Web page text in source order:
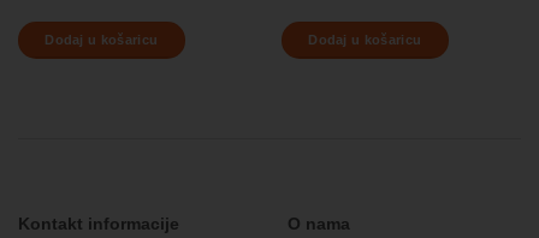
Dodaj u košaricu Dodaj u košaricu
Kontakt informacije
O nama